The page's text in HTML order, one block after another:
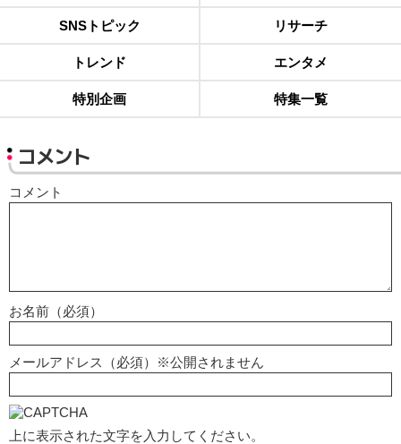
SNSトピック リサーチ
トレンド エンタメ
特別企画 特集一覧
コメント
コメント
お名前（必須）
メールアドレス（必須）※公開されません
上に表示された文字を入力してください。